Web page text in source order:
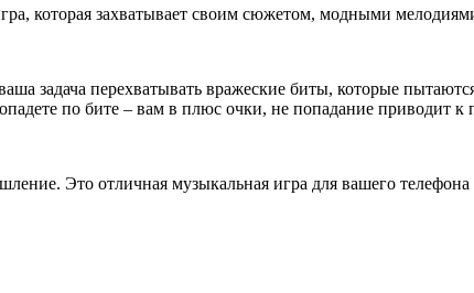
которая захватывает своим сюжетом, модными
задача перехватывать вражеские биты, которые
по бите – вам в плюс очки, не попадание приводит к
Это отличная музыкальная игра для вашего